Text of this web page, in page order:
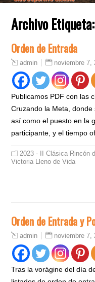
Archivo Etiqueta:
Orden de Entrada
admin noviembre 7,
Publicamos PDF con las
Cruzando la Meta, donde
así como el puesto en la
participante, y el tiempo
2023 - II Clásica Rincón
Victoria Lleno de Vida
Orden de Entrada y
admin noviembre 7,
Tras la vorágine del día